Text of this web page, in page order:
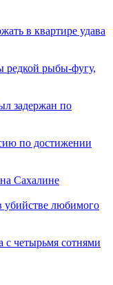
в квартире удава
редкой рыбы-фугу,
задержан по
по достижении
Сахалине
убийстве любимого
с четырьмя сотнями